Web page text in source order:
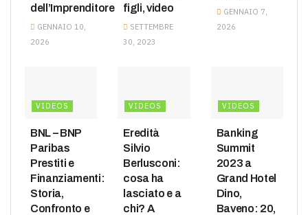
dell’Imprenditore
GENNAIO 10,
2026
figli, video
SETTEMBRE
30, 2023
GENNAIO 7,
2026
VIDEOS
BNL – BNP
Paribas
Prestiti e
Finanziamenti:
Storia,
Confronto e
VIDEOS
Eredità
Silvio
Berlusconi:
cosa ha
lasciato e a
chi? A
VIDEOS
Banking
Summit
2023 a
Grand Hotel
Dino,
Baveno: 20,